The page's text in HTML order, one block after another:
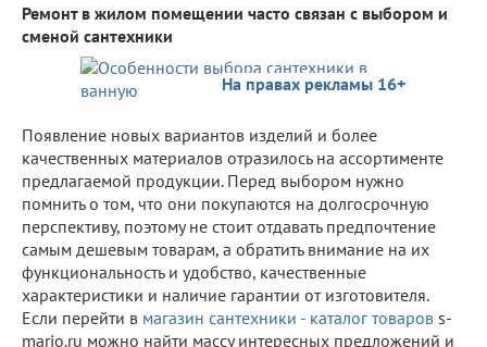
Ремонт в жилом помещении часто связан с выбором и
сменой сантехники
На правах рекламы 16+
Появление новых вариантов изделий и более
качественных материалов отразилось на ассортименте
предлагаемой продукции. Перед выбором нужно
помнить о том, что они покупаются на долгосрочную
перспективу, поэтому не стоит отдавать предпочтение
самым дешевым товарам, а обратить внимание на их
функциональность и удобство, качественные
характеристики и наличие гарантии от изготовителя.
Если перейти в магазин сантехники - каталог товаров s-
mario.ru можно найти массу интересных предложений и